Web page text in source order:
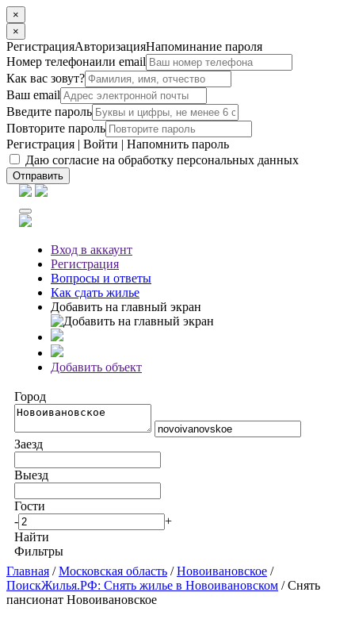
×
×
РегистрацияАвторизацияНапоминание пароля
Номер телефонаили email
Как вас зовут?
Ваш email
Введите пароль
Повторите пароль
Регистрация | Войти | Напомнить пароль
Даю согласие на обработку персональных данных
Отправить
Вход в аккаунт
Регистрация
Вопросы и ответы
Как сдать жилье
Добавить на главный экран
Добавить объект
Город
Заезд
Выезд
Гости
-
+
Найти
Фильтры
Главная /Московская область /Новоивановское /
ПоискЖилья.РФ: Снять жилье в Новоивановском / Снять
пансионат Новоивановское